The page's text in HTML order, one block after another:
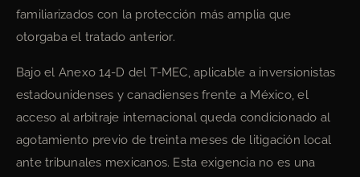
familiarizados con la protección más amplia que
otorgaba el tratado anterior.
Bajo el Anexo 14-D del T-MEC, aplicable a inversionistas
estadounidenses y canadienses frente a México, el
acceso al arbitraje internacional queda condicionado al
agotamiento previo de treinta meses de litigación local
ante tribunales mexicanos. Esta exigencia no es una